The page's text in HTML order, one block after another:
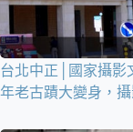
台北中正│國家攝影
年老古蹟大變身，